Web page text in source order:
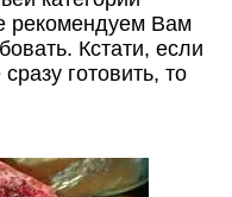
рекомендуем Вам
Кстати, если
готовить, то